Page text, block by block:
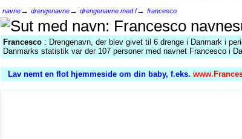
navne→ drengenavne→ drengenavne med f→ francesco
Francesco : Drengenavn, der blev givet til 6 drenge i Danmark i
Danmarks statistik var der 107 personer med navnet Francesco i
Lav nemt en flot hjemmeside om din baby, f.eks.